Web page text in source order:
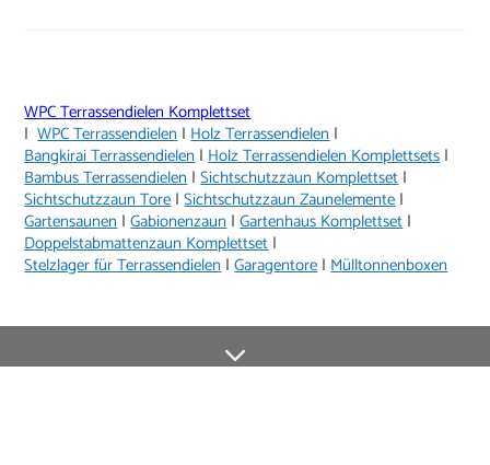
WPC Terrassendielen Komplettset
|WPC Terrassendielen|Holz Terrassendielen|
Bangkirai Terrassendielen|Holz Terrassendielen Komplettsets|
Bambus Terrassendielen|Sichtschutzzaun Komplettset|
Sichtschutzzaun Tore|Sichtschutzzaun Zaunelemente|
Gartensaunen|Gabionenzaun|Gartenhaus Komplettset|
Doppelstabmattenzaun Komplettset|
Stelzlager für Terrassendielen|Garagentore|Mülltonnenboxen